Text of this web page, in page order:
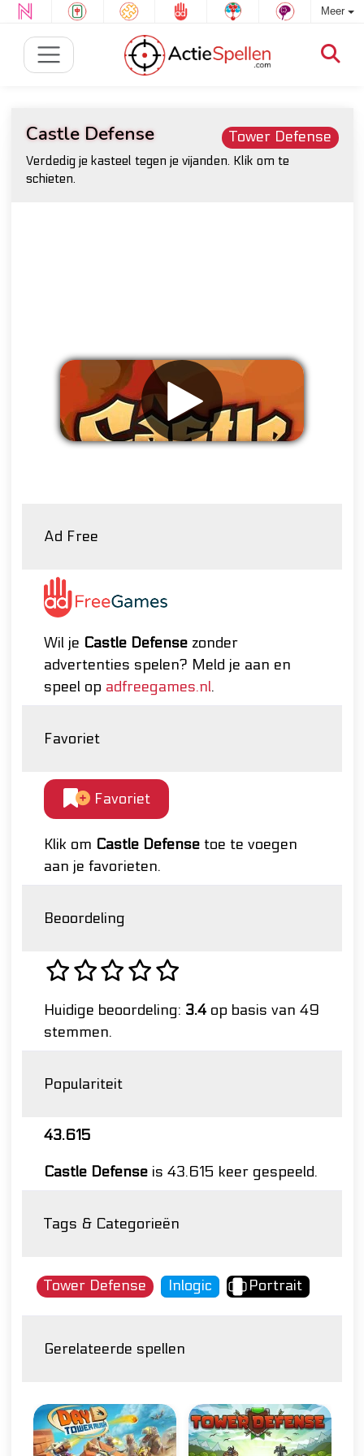
Meer
Tower Defense
Castle Defense
Verdedig je kasteel tegen je vijanden. Klik om te
schieten.
Ad Free
Wil je Castle Defense zonder
advertenties spelen? Meld je aan en
speel op adfreegames.nl.
Favoriet
Favoriet
Klik om Castle Defense toe te voegen
aan je favorieten.
Beoordeling
Huidige beoordeling: 3.4 op basis van 49
stemmen.
Populariteit
43.615
Castle Defense is 43.615 keer gespeeld.
Tags & Categorieën
Tower Defense Inlogic Portrait
Gerelateerde spellen